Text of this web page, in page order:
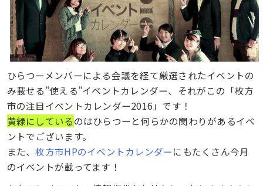
ひらつーメンバーによる会議を経て厳選されたイベントの
み載せる”使える”イベントカレンダー、それがこの「枚方
市の注目イベントカレンダー2016」です！
黄緑にしているのはひらつーと何らかの関わりがあるイベ
ントでございます。
また、枚方市HPのイベントカレンダーにもたくさん今月
のイベントが載ってます！